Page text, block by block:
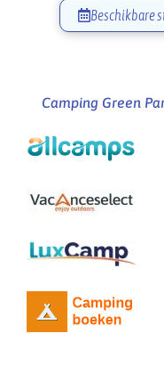
Beschikbare
Camping Green